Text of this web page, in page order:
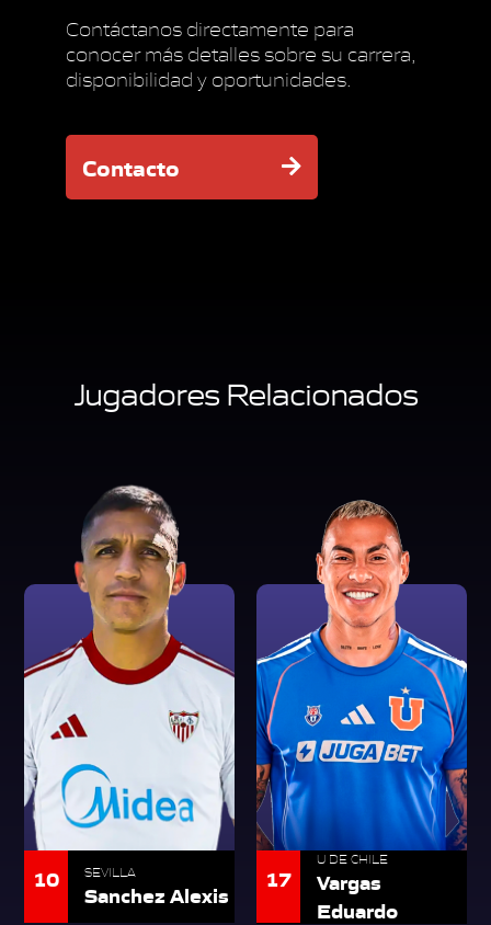
Contáctanos directamente para
conocer más detalles sobre su carrera,
disponibilidad y oportunidades.
Contacto
Jugadores Relacionados
10 SEVILLA
Sanchez Alexis
17
U DE CHILE
Vargas
Eduardo